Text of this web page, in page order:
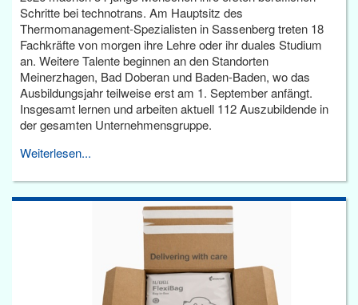
Schritte bei technotrans. Am Hauptsitz des
Thermomanagement-Spezialisten in Sassenberg treten 18
Fachkräfte von morgen ihre Lehre oder ihr duales Studium
an. Weitere Talente beginnen an den Standorten
Meinerzhagen, Bad Doberan und Baden-Baden, wo das
Ausbildungsjahr teilweise erst am 1. September anfängt.
Insgesamt lernen und arbeiten aktuell 112 Auszubildende in
der gesamten Unternehmensgruppe.
Weiterlesen...